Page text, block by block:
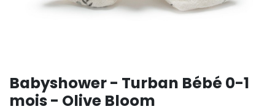
Babyshower - Turban Bébé 0-1
mois - Olive Bloom